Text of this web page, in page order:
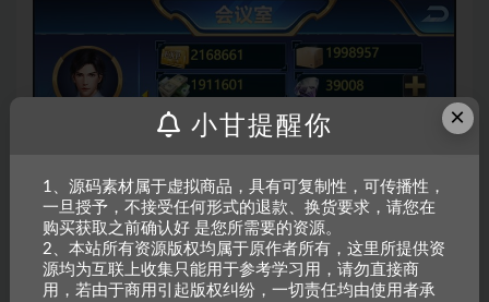
×
小甘提醒你
1、源码素材属于虚拟商品，具有可复制性，可传播性，
一旦授予，不接受任何形式的退款、换货要求，请您在
购买获取之前确认好 是您所需要的资源。
2、本站所有资源版权均属于原作者所有，这里所提供资
源均为互联上收集只能用于参考学习用，请勿直接商
用，若由于商用引起版权纠纷，一切责任均由使用者承